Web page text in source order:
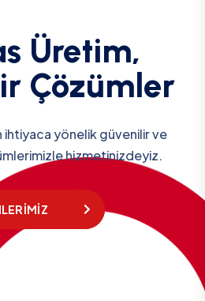
Üretim,
Çözümler
ihtiyaca yönelik güvenilir ve
hizmetinizdeyiz.